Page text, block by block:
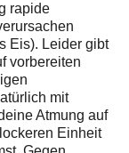
rapide
Eis). Leider gibt
vorbereiten
mit
Atmung auf
Einheit